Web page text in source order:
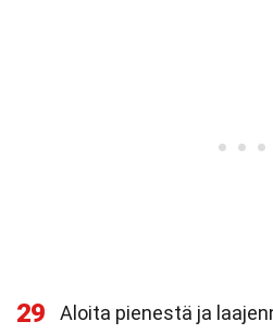
29
Aloita pienestä ja